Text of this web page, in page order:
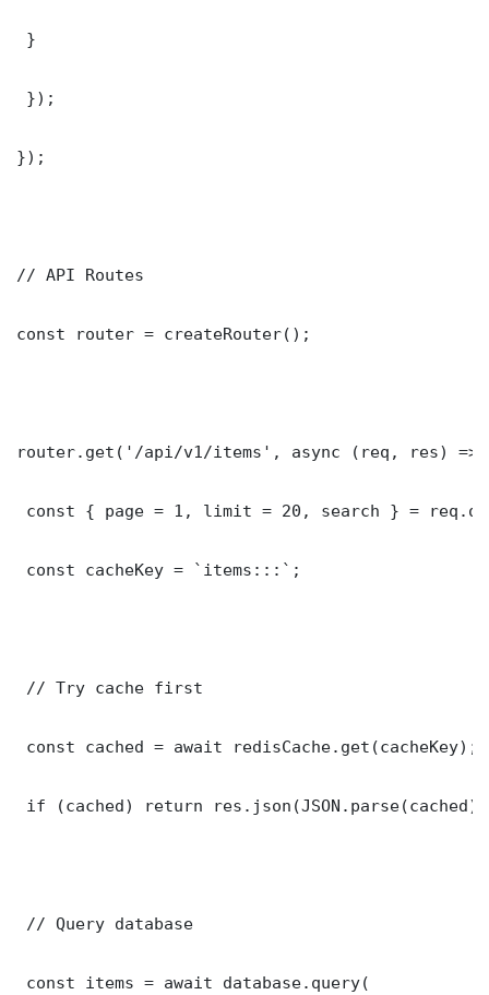
}
});
});
// API Routes
const router = createRouter();
router.get('/api/v1/items', async (req, res) =>
const { page = 1, limit = 20, search } =
const cacheKey = `items:::`;
// Try cache first
const cached = await redisCache.get(cacheKey);
if (cached) return
// Query database
const items = await database.query(